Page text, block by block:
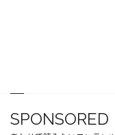
SPONSORED